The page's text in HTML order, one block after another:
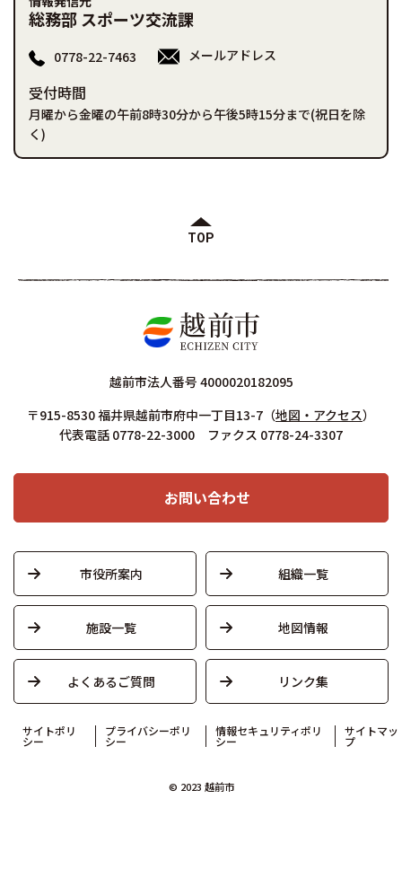
総務部 スポーツ交流課
0778-22-7463 メールアドレス
受付時間
月曜から金曜の午前8時30分から午後5時15分まで(祝日を除
く)
TOP
越前市法人番号 4000020182095
〒915-8530 福井県越前市府中一丁目13-7 （地図・アクセス）
代表電話 0778-22-3000 ファクス 0778-24-3307
お問い合わせ
市役所案内 組織一覧
施設一覧 地図情報
よくあるご質問 リンク集
サイトポリ
シー
プライバシーポリ
シー
情報セキュリティポリ
シー
サイトマッ
プ
© 2023 越前市